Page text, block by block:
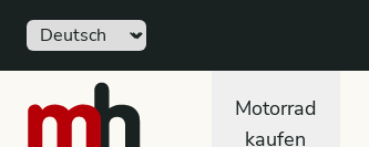
Sprache
motorradhandel.ch
Motorrad
kaufen